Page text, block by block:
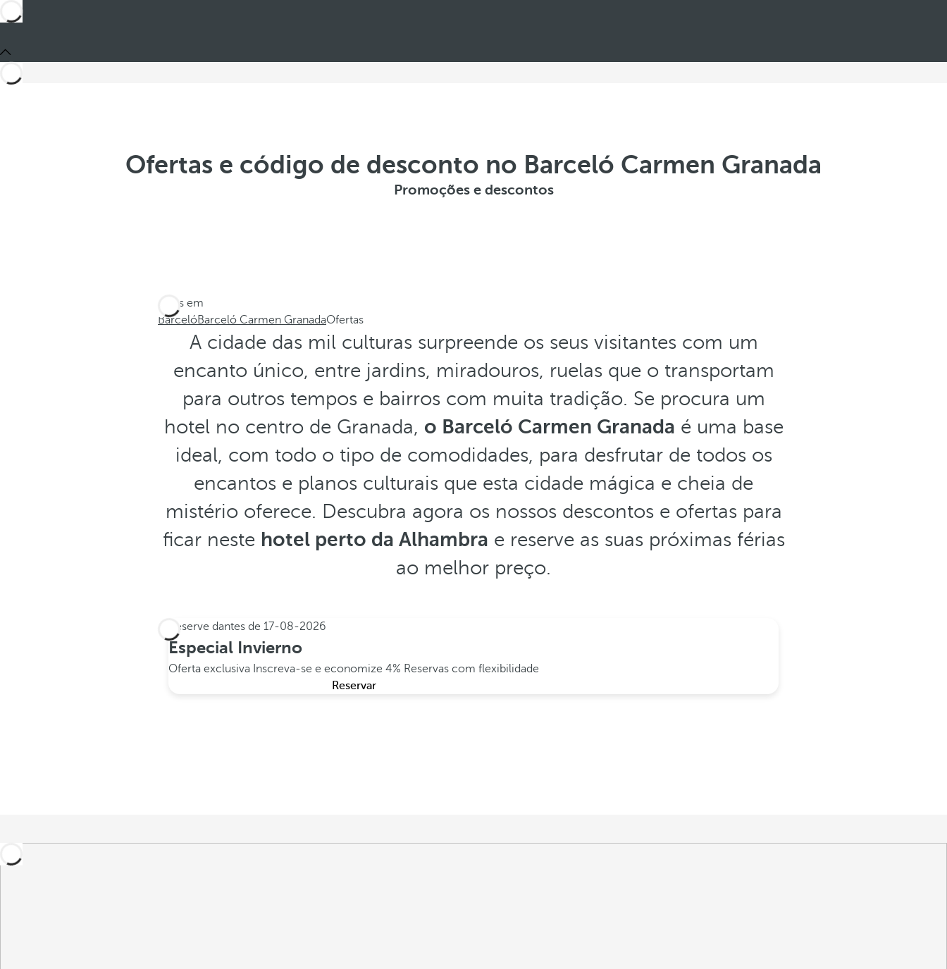
Ofertas e código de desconto no Barceló Carmen Granada
Promoções e descontos
Estes em
BarcelóBarceló Carmen GranadaOfertas
A cidade das mil culturas surpreende os seus visitantes com um
encanto único, entre jardins, miradouros, ruelas que o transportam
para outros tempos e bairros com muita tradição. Se procura um
hotel no centro de Granada, o Barceló Carmen Granada é uma base
ideal, com todo o tipo de comodidades, para desfrutar de todos os
encantos e planos culturais que esta cidade mágica e cheia de
mistério oferece. Descubra agora os nossos descontos e ofertas para
ficar neste hotel perto da Alhambra e reserve as suas próximas férias
ao melhor preço.
Reserve dantes de 17-08-2026
Especial Invierno
Oferta exclusiva Inscreva-se e economize 4% Reservas com flexibilidade
Reservar